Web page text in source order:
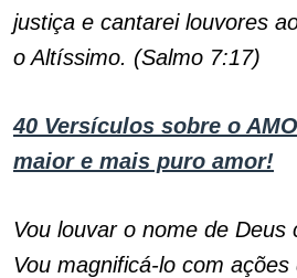
justiça e cantarei louvores
o Altíssimo. (Salmo 7:17)
40 Versículos sobre o
maior e mais puro amor!
Vou louvar o nome de Deus
Vou magnificá-lo com